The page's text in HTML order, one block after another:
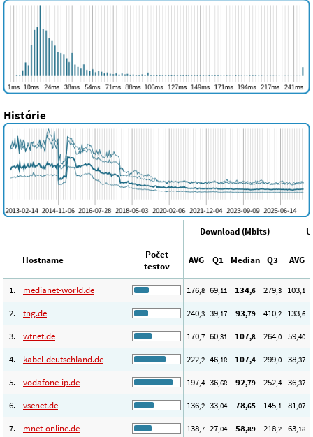
Histórie
Download (Mbits)
Hostname
Počet
testov
AVG Q1 Median Q3 AVG
1. medianet-world.de 176,8 69,11 134,6 279,3 103,1
2.
tng.de 240,3 39,17 93,79 410,2 133,6
3.
wtnet.de 170,7 60,31 107,8 264,0 59,40
4.
kabel-deutschland.de 222,2 46,18 107,4 299,0 38,37
5.
vodafone-ip.de 197,4 36,68 92,79 252,4 36,37
6.
vsenet.de 136,2 33,04 78,65 145,1 81,07
7.
mnet-online.de 138,7 27,04 58,89 218,2 63,18